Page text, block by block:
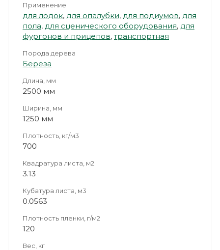
Применение
для лодок, для опалубки, для подиумов, для
пола, для сценического оборудования, для
фургонов и прицепов,транспортная
Порода дерева
Береза
Длина, мм
2500 мм
Ширина, мм
1250 мм
Плотность, кг/м3
700
Квадратура листа, м2
3.13
Кубатура листа, м3
0.0563
Плотность пленки, г/м2
120
Вес, кг